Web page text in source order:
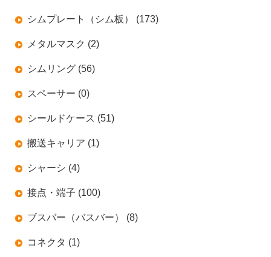
シムプレート（シム板） (173)
メタルマスク (2)
シムリング (56)
スペーサー (0)
シールドケース (51)
搬送キャリア (1)
シャーシ (4)
接点・端子 (100)
ブスバー（バスバー） (8)
コネクタ (1)